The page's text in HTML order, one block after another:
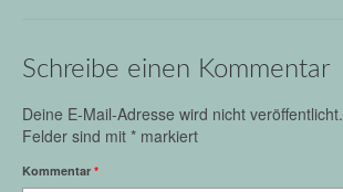
Schreibe einen Kommentar
Deine E-Mail-Adresse wird nicht veröffentlicht.
Felder sind mit * markiert
Kommentar *